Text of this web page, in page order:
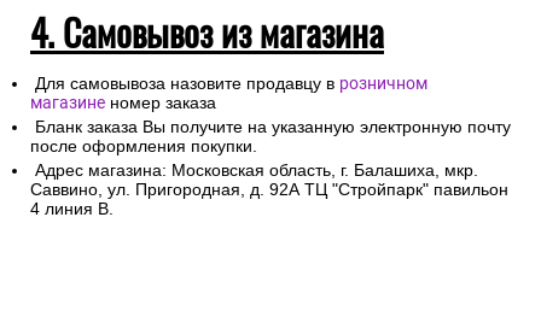
4. Самовывоз из магазина
Для самовывоза назовите продавцу в розничном
магазине номер заказа
Бланк заказа Вы получите на указанную электронную почту
после оформления покупки.
Адрес магазина: Московская область, г. Балашиха, мкр.
Саввино, ул. Пригородная, д. 92А ТЦ "Стройпарк" павильон
4 линия В.